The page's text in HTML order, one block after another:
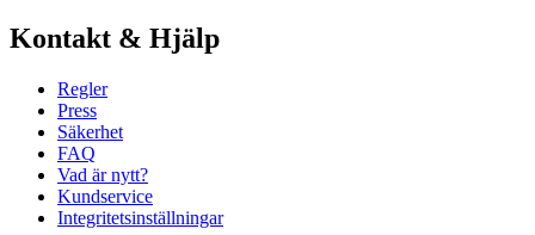
Kontakt & Hjälp
Regler
Press
Säkerhet
FAQ
Vad är nytt?
Kundservice
Integritetsinställningar